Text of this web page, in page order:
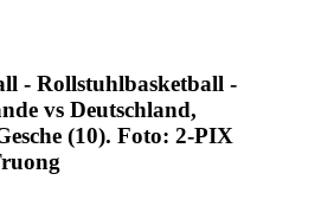
- Rollstuhlbasketball -
vs Deutschland,
(10). Foto: 2-PIX